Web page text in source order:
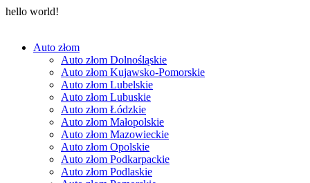
hello world!
Auto złom
Auto złom Dolnośląskie
Auto złom Kujawsko-Pomorskie
Auto złom Lubelskie
Auto złom Lubuskie
Auto złom Łódzkie
Auto złom Małopolskie
Auto złom Mazowieckie
Auto złom Opolskie
Auto złom Podkarpackie
Auto złom Podlaskie